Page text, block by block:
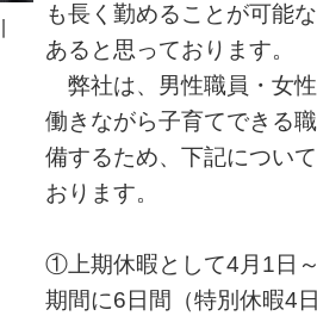
も長く勤めることが可能
あると思っております。
弊社は、男性職員・女
働きながら子育てできる
備するため、下記につい
おります。
①上期休暇として4月1日
期間に6日間（特別休暇4